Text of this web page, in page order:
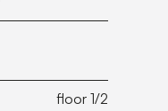
floor 1/2